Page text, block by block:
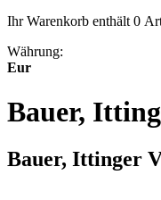
Ihr Warenkorb enthält 0
Währung:
Eur
Bauer,
Bauer, Ittinger